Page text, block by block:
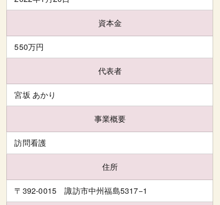
資本金
550万円
代表者
宮坂 あかり
事業概要
訪問看護
住所
〒392-0015 諏訪市中州福島5317−1